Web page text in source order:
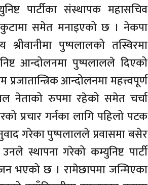
पार्टीका संस्थापक महासचिव
समेत मनाइएको छ । नेकपा
पुष्पलालको तस्विरमा
आन्दोलनमा पुष्पलालले दिएको
आन्दोलनमा महत्त्वपूर्ण
नेताको रुपमा रहेको समेत चर्चा
प्रचार गर्नका लागि पहिलो पटक
गरेका पुष्पलालले प्रवासमा बसेर
स्थापना गरेको कम्युनिष्ट पार्टी
भएको छ । रामेछापमा जन्मिएका